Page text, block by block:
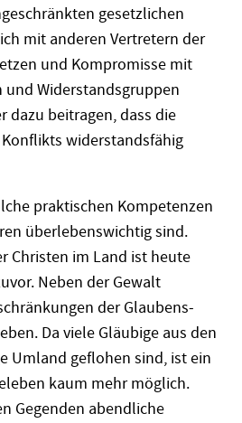
gesetzlichen
mit anderen Vertretern der
und Kompromisse mit
Widerstandsgruppen
dazu beitragen, dass die
widerstandsfähig
praktischen Kompetenzen
überlebenswichtig sind.
Christen im Land ist heute
Neben der Gewalt
der Glaubens­
Da viele Gläubige aus den
Umland geflohen sind, ist ein
kaum mehr möglich.
Gegenden abendliche